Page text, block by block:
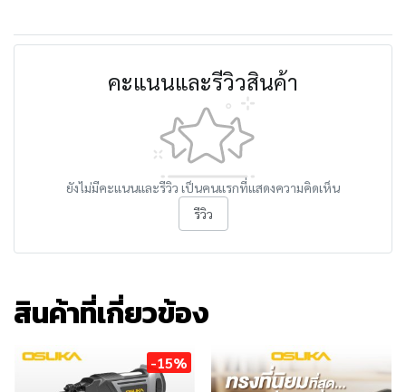
คะแนนและรีวิวสินค้า
ยังไม่มีคะแนนและรีวิว เป็นคนแรกที่แสดงความคิดเห็น
รีวิว
สินค้าที่เกี่ยวข้อง
-15%